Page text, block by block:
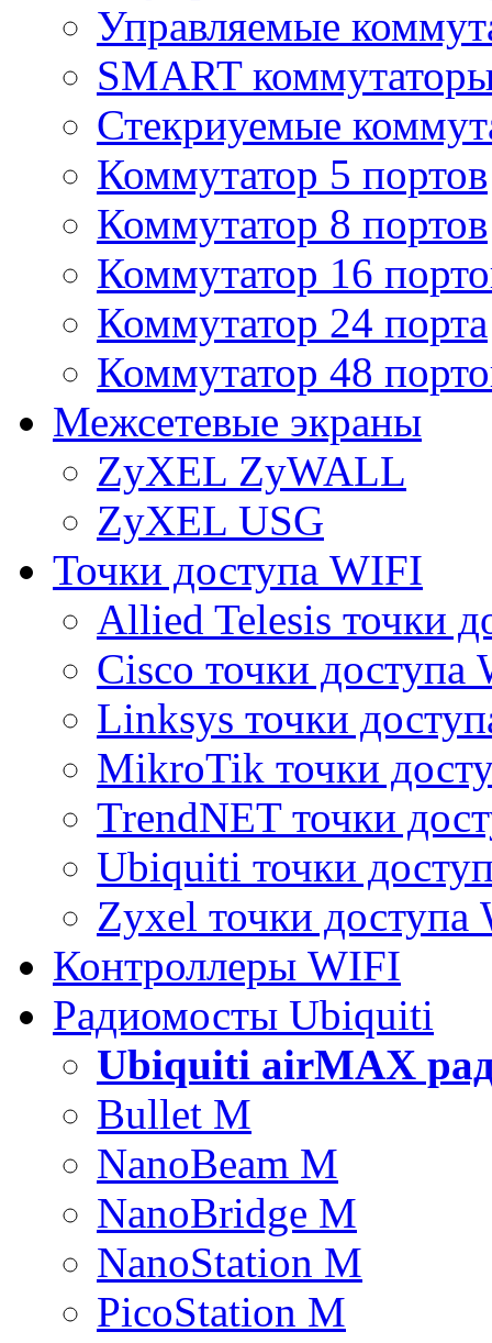
Управляемые
SMART
Стекриуемые
Коммутатор 5 портов
Коммутатор 8 портов
Коммутатор 16
Коммутатор 24 порта
Коммутатор 48
Межсетевые экраны
ZyXEL ZyWALL
ZyXEL USG
Точки доступа WIFI
Allied Telesis точки
Cisco точки доступа
Linksys точки
MikroTik точки
TrendNET точки
Ubiquiti точки
Zyxel точки доступа
Контроллеры WIFI
Радиомосты Ubiquiti
Ubiquiti airMAX
Bullet M
NanoBeam M
NanoBridge M
NanoStation M
PicoStation M